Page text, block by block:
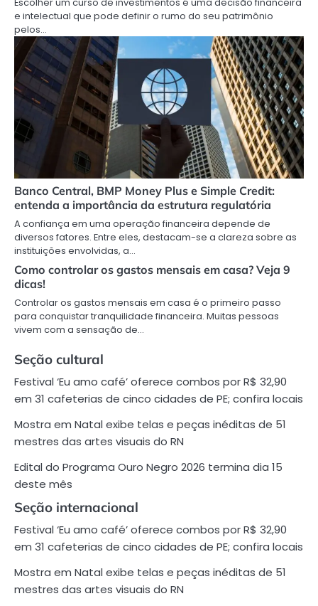
e intelectual que pode definir o rumo do seu patrimônio
pelos…
Banco Central, BMP Money Plus e Simple Credit:
entenda a importância da estrutura regulatória
A confiança em uma operação financeira depende de
diversos fatores. Entre eles, destacam-se a clareza sobre as
instituições envolvidas, a…
Como controlar os gastos mensais em casa? Veja 9
dicas!
Controlar os gastos mensais em casa é o primeiro passo
para conquistar tranquilidade financeira. Muitas pessoas
vivem com a sensação de…
Seção cultural
Festival ‘Eu amo café’ oferece combos por R$ 32,90
em 31 cafeterias de cinco cidades de PE; confira locais
Mostra em Natal exibe telas e peças inéditas de 51
mestres das artes visuais do RN
Edital do Programa Ouro Negro 2026 termina dia 15
deste mês
Seção internacional
Festival ‘Eu amo café’ oferece combos por R$ 32,90
em 31 cafeterias de cinco cidades de PE; confira locais
Mostra em Natal exibe telas e peças inéditas de 51
mestres das artes visuais do RN